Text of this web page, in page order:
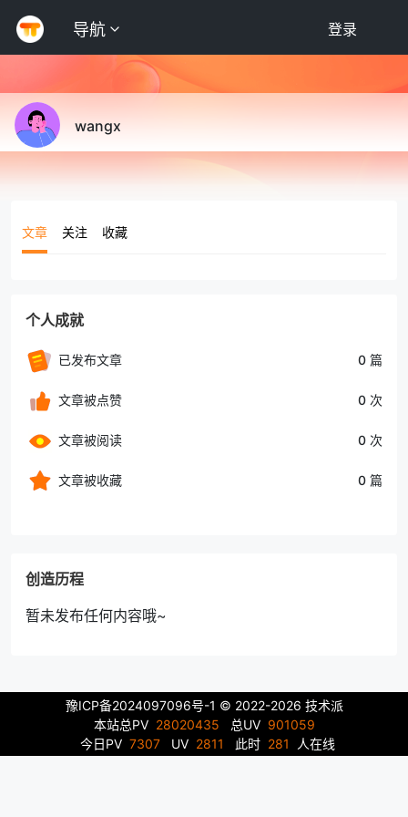
导航 登录
wangx
文章 关注 收藏
个人成就
已发布文章 0 篇
文章被点赞 0 次
文章被阅读 0 次
文章被收藏 0 篇
创造历程
暂未发布任何内容哦~
豫ICP备2024097096号-1 © 2022-2026 技术派
本站总PV 28020435 总UV 901059
今日PV 7307 UV 2811 此时 281 人在线